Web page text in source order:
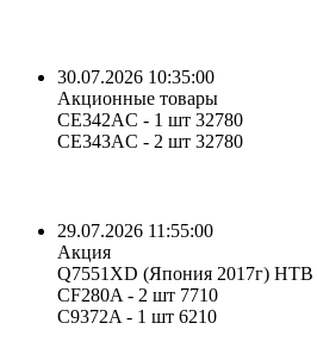
30.07.2026 10:35:00
Акционные товары
CE342AC - 1 шт 32780
CE343AC - 2 шт 32780
29.07.2026 11:55:00
Акция
Q7551XD (Япония 2017г) НТВ
CF280A - 2 шт 7710
C9372A - 1 шт 6210